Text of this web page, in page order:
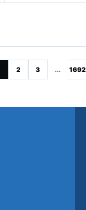
2 3 ... 1692